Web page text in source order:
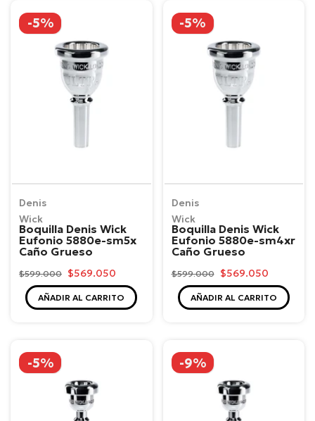
-5%
Denis
Wick
Boquilla Denis Wick
Eufonio 5880e-sm5x
Caño Grueso
$599.000 $569.050
AÑADIR AL CARRITO
-5%
Denis
Wick
Boquilla Denis Wick
Eufonio 5880e-sm4xr
Caño Grueso
$599.000 $569.050
AÑADIR AL CARRITO
-5% -9%